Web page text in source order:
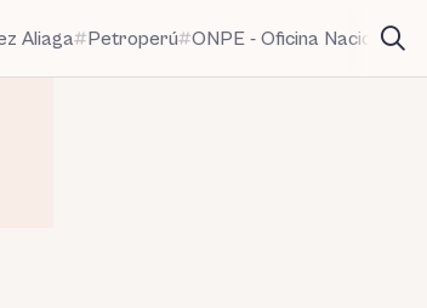
Aliaga Petroperú ONPE - Oficina Nacional